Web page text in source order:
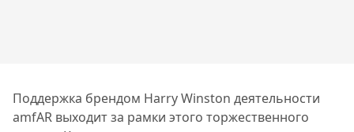
Поддержка брендом Harry Winston деятельности
amfAR выходит за рамки этого торжественного